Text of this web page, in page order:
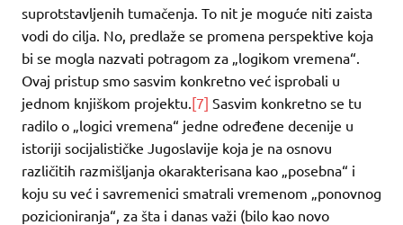
suprotstavljenih tumačenja. To nit je moguće niti zaista
vodi do cilja. No, predlaže se promena perspektive koja
bi se mogla nazvati potragom za „logikom vremena“.
Ovaj pristup smo sasvim konkretno već isprobali u
jednom knjiškom projektu. [7] Sasvim konkretno se tu
radilo o „logici vremena“ jedne određene decenije u
istoriji socijalističke Jugoslavije koja je na osnovu
različitih razmišljanja okarakterisana kao „posebna“ i
koju su već i savremenici smatrali vremenom „ponovnog
pozicioniranja“, za šta i danas važi (bilo kao novo